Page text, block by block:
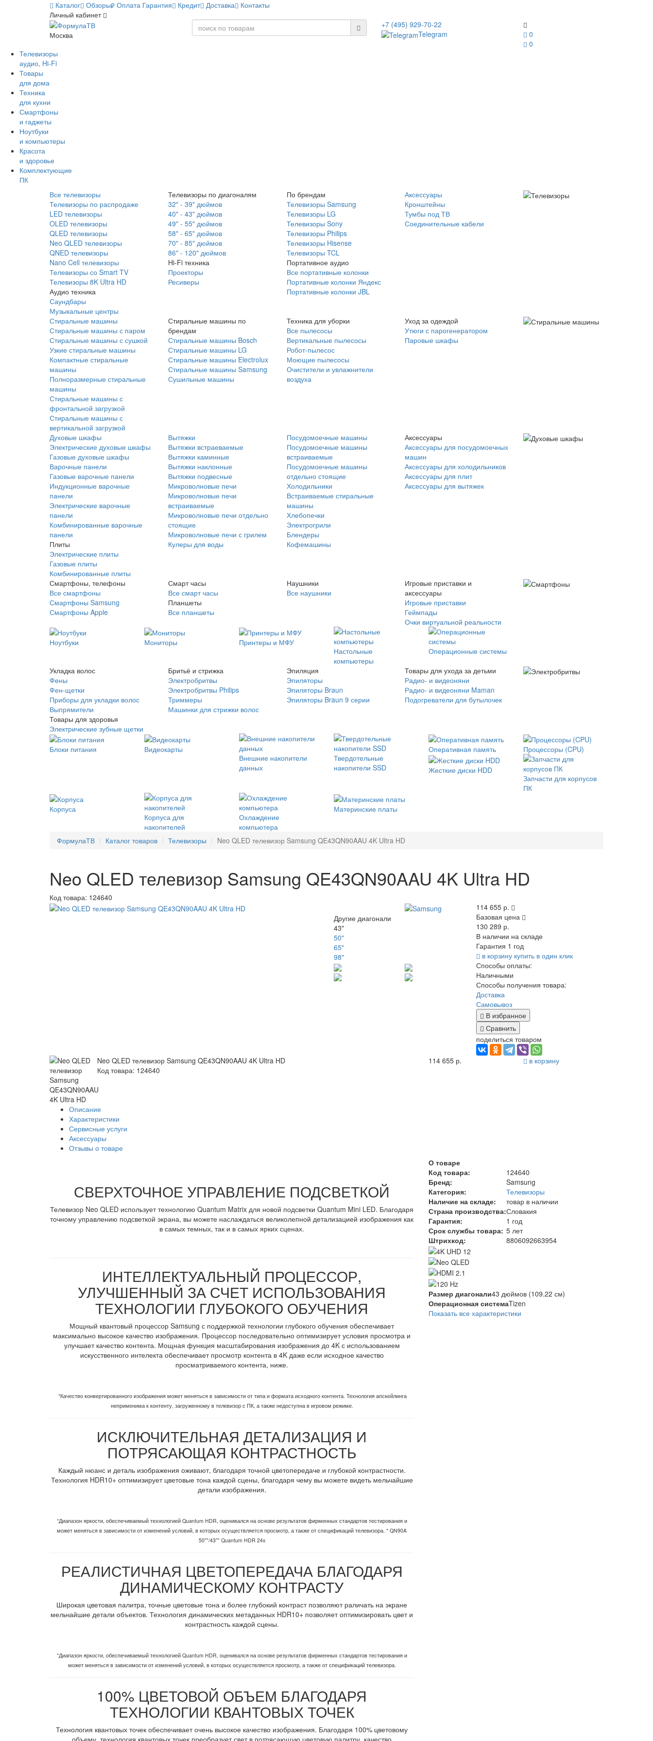
Каталог Обзоры Оплата Гарантия Кредит Доставка
Контакты
Личный кабинет
Москва
0
0
+7 (495) 929-70-22
Telegram
Телевизоры
аудио, Hi-Fi
Товары
для дома
Техника
для кухни
Смартфоны
и гаджеты
Ноутбуки
и компьютеры
Красота
и здоровье
Комплектующие
ПК
Все телевизоры
Телевизоры по распродаже
LED телевизоры
OLED телевизоры
QLED телевизоры
Neo QLED телевизоры
QNED телевизоры
Nano Cell телевизоры
Телевизоры со Smart TV
Телевизоры 8K Ultra HD
Аудио техника
Саундбары
Музыкальные центры
Телевизоры по диагоналям
32" - 39" дюймов
40" - 43" дюймов
49" - 55" дюймов
58" - 65" дюймов
70" - 85" дюймов
86" - 120" дюймов
Hi-Fi техника
Проекторы
Ресиверы
По брендам
Телевизоры Samsung
Телевизоры LG
Телевизоры Sony
Телевизоры Philips
Телевизоры Hisense
Телевизоры TCL
Портативное аудио
Все портативные колонки
Портативные колонки Яндекс
Портативные колонки JBL
Аксессуары
Кронштейны
Тумбы под ТВ
Соединительные кабели
Стиральные машины
Стиральные машины с паром
Стиральные машины с сушкой
Узкие стиральные машины
Компактные стиральные
машины
Полноразмерные стиральные
машины
Стиральные машины с
фронтальной загрузкой
Стиральные машины с
вертикальной загрузкой
Стиральные машины по
брендам
Стиральные машины Bosch
Стиральные машины LG
Стиральные машины Electrolux
Стиральные машины Samsung
Сушильные машины
Техника для уборки
Все пылесосы
Вертикальные пылесосы
Робот-пылесос
Моющие пылесосы
Очистители и увлажнители
воздуха
Уход за одеждой
Утюги с парогенератором
Паровые шкафы
Духовые шкафы
Электрические духовые шкафы
Газовые духовые шкафы
Варочные панели
Газовые варочные панели
Индукционные варочные
панели
Электрические варочные
панели
Комбинированные варочные
панели
Плиты
Электрические плиты
Газовые плиты
Комбинированные плиты
Вытяжки
Вытяжки встраеваемые
Вытяжки каминные
Вытяжки наклонные
Вытяжки подвесные
Микроволновые печи
Микроволновые печи
встраиваемые
Микроволновые печи отдельно
стоящие
Микроволновые печи с грилем
Кулеры для воды
Посудомоечные машины
Посудомоечные машины
встраиваемые
Посудомоечные машины
отдельно стоящие
Холодильники
Встраиваемые стиральные
машины
Хлебопечки
Электрогрили
Блендеры
Кофемашины
Аксессуары
Аксессуары для посудомоечных
машин
Аксессуары для холодильников
Аксессуары для плит
Аксессуары для вытяжек
Смартфоны, телефоны
Все смартфоны
Смартфоны Samsung
Смартфоны Apple
Смарт часы
Все смарт часы
Планшеты
Все планшеты
Наушники
Все наушники
Игровые приставки и
аксессуары
Игровые приставки
Геймпады
Очки виртуальной реальности
Ноутбуки Мониторы
Принтеры и МФУ
Настольные
компьютеры
Операционные системы
Укладка волос
Фены
Фен-щетки
Приборы для укладки волос
Выпрямители
Товары для здоровья
Электрические зубные щетки
Бритьё и стрижка
Электробритвы
Электробритвы Philips
Триммеры
Машинки для стрижки волос
Эпиляция
Эпиляторы
Эпиляторы Braun
Эпиляторы Braun 9 серии
Товары для ухода за детьми
Радио- и видеоняни
Радио- и видеоняни Maman
Подогреватели для бутылочек
Блоки питания
Видеокарты
Внешние накопители
данных
Твердотельные
накопители SSD
Оперативная память Процессоры (CPU)
Жесткие диски HDD
Запчасти для корпусов
ПК
Корпуса
Корпуса для
накопителей
Охлаждение
компьютера
Материнские платы
ФормулаТВ Каталог товаров Телевизоры Neo QLED телевизор Samsung QE43QN90AAU 4K Ultra HD
Neo QLED телевизор Samsung QE43QN90AAU 4K Ultra HD
Код товара: 124640
Другие диагонали
43"
50"
65"
98"
114 655 р.
Базовая цена
130 289 р.
В наличии на складе
Гарантия 1 год
в корзину купить в один клик
Способы оплаты:
Наличными
Способы получения товара:
Доставка
Самовывоз
В избранное
Сравнить
поделиться товаром
Neo QLED телевизор Samsung QE43QN90AAU 4K Ultra HD
Код товара: 124640
114 655 р. в корзину
Описание
Характеристики
Сервисные услуги
Аксессуары
Отзывы о товаре
О товаре
Код товара:
124640
Бренд:
Samsung
Категория:
Телевизоры
Наличие на складе:
товар в наличии
Страна производства:Словакия
Гарантия:
1 год
Срок службы товара: 5 лет
Штрихкод:
8806092663954
Размер диагонали43 дюймов (109.22 см)
Операционная системаTizen
Показать все характеристики
СВЕРХТОЧНОЕ УПРАВЛЕНИЕ ПОДСВЕТКОЙ
Телевизор Neo QLED использует технологию Quantum Matrix для новой подсветки Quantum Mini LED. Благодаря
точному управлению подсветкой экрана, вы можете наслаждаться великолепной детализацией изображения как
в самых темных, так и в самых ярких сценах.
ИНТЕЛЛЕКТУАЛЬНЫЙ ПРОЦЕССОР,
УЛУЧШЕННЫЙ ЗА СЧЕТ ИСПОЛЬЗОВАНИЯ
ТЕХНОЛОГИИ ГЛУБОКОГО ОБУЧЕНИЯ
Мощный квантовый процессор Samsung с поддержкой технологии глубокого обучения обеспечивает
максимально высокое качество изображения. Процессор последовательно оптимизирует условия просмотра и
улучшает качество контента. Мощная функция масштабирования изображения до 4K с использованием
искусственного интелекта обеспечивает просмотр контента в 4K даже если исходное качество
просматриваемого контента, ниже.
*Качество конвертированного изображения может меняться в зависимости от типа и формата исходного контента. Технология апскейлинга
неприменима к контенту, загруженному в телевизор с ПК, а также недоступна в игровом режиме.
ИСКЛЮЧИТЕЛЬНАЯ ДЕТАЛИЗАЦИЯ И
ПОТРЯСАЮЩАЯ КОНТРАСТНОСТЬ
Каждый нюанс и деталь изображения оживают, благодаря точной цветопередаче и глубокой контрастности.
Технология HDR10+ оптимизирует цветовые тона каждой сцены, благодаря чему вы можете видеть мельчайшие
детали изображения.
*Диапазон яркости, обеспечиваемый технологией Quantum HDR, оценивался на основе результатов фирменных стандартов тестирования и
может меняться в зависимости от изменений условий, в которых осуществляется просмотр, а также от спецификаций телевизора. * QN90A
50""/43"" Quantum HDR 24x
РЕАЛИСТИЧНАЯ ЦВЕТОПЕРЕДАЧА БЛАГОДАРЯ
ДИНАМИЧЕСКОМУ КОНТРАСТУ
Широкая цветовая палитра, точные цветовые тона и более глубокий контраст позволяют раличать на экране
мельчайшие детали объектов. Технология динамических метаданных HDR10+ позволяет оптимизировать цвет и
контрастность каждой сцены.
*Диапазон яркости, обеспечиваемый технологией Quantum HDR, оценивался на основе результатов фирменных стандартов тестирования и
может меняться в зависимости от изменений условий, в которых осуществляется просмотр, а также от спецификаций телевизора.
100% ЦВЕТОВОЙ ОБЪЕМ БЛАГОДАРЯ
ТЕХНОЛОГИИ КВАНТОВЫХ ТОЧЕК
Технология квантовых точек обеспечивает очень высокое качество изображения. Благодаря 100% цветовому